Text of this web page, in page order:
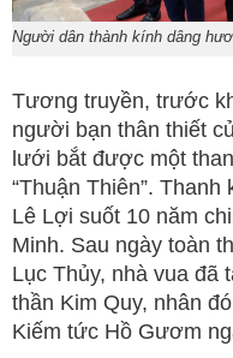
Người dân thành kính dâng
Tương truyền, trước
người bạn thân thiết
lưới bắt được một
“Thuận Thiên”.
Lê Lợi suốt 10 năm
Minh. Sau ngày toàn
Lục Thủy, nhà vua đã
thần Kim Quy, nhân
Kiếm tức Hồ Gươm